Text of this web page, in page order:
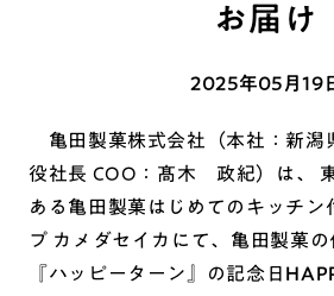
お届け
2025年05月19
亀田製菓株式会社（本社：新潟
役社長 COO：髙木 政紀）は、
ある亀田製菓はじめてのキッチン
プ カメダセイカにて、亀田製菓の
『ハッピーターン』の記念日